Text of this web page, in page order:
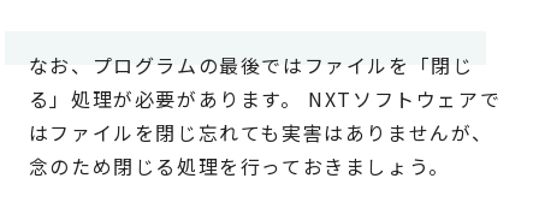
なお、プログラムの最後ではファイルを「閉じ
る」処理が必要があります。 NXTソフトウェアで
はファイルを閉じ忘れても実害はありませんが、
念のため閉じる処理を行っておきましょう。